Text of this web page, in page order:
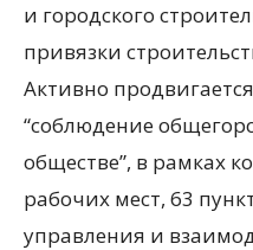
и городского
привязки
Активно
“соблюдение
обществе”, в рамках
рабочих мест, 63
управления и